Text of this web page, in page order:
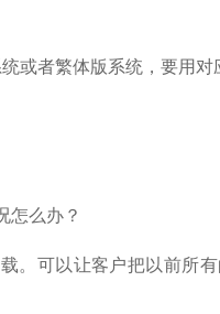
者繁体版系统，要用对
怎么办？
。可以让客户把以前所